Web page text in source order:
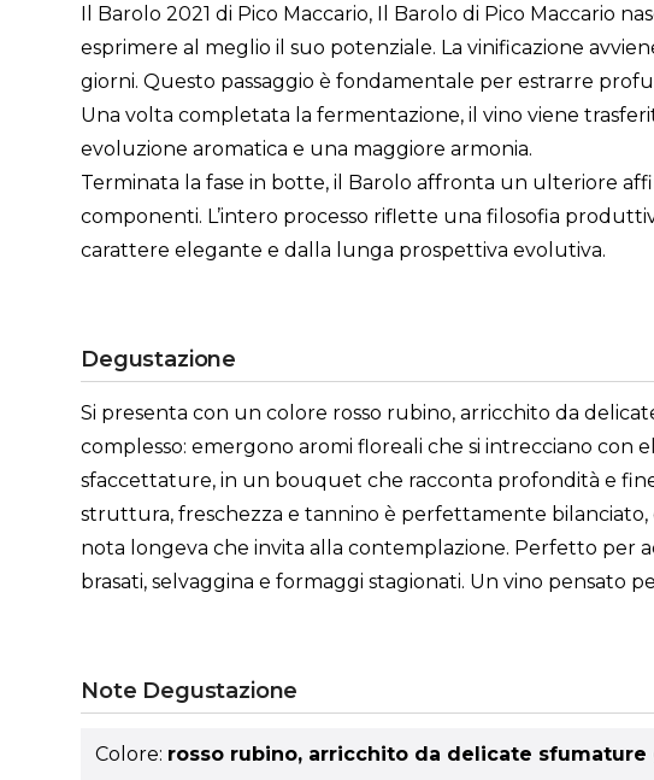
Il Barolo 2021 di Pico Maccario, Il Barolo di Pico Maccario
esprimere al meglio il suo potenziale. La vinificazione
giorni. Questo passaggio è fondamentale per estrarre
Una volta completata la fermentazione, il vino viene
evoluzione aromatica e una maggiore armonia.
Terminata la fase in botte, il Barolo affronta un ulteriore
componenti. L’intero processo riflette una filosofia
carattere elegante e dalla lunga prospettiva evolutiva.
Degustazione
Si presenta con un colore rosso rubino, arricchito da
complesso: emergono aromi floreali che si intrecciano con
sfaccettature, in un bouquet che racconta profondità e
struttura, freschezza e tannino è perfettamente bilanciato,
nota longeva che invita alla contemplazione. Perfetto per
brasati, selvaggina e formaggi stagionati. Un vino pensato
Note Degustazione
Colore: rosso rubino, arricchito da delicate sfumature